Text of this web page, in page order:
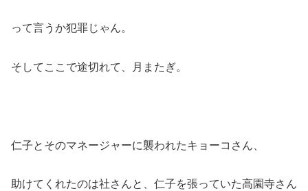
って言うか犯罪じゃん。
そしてここで途切れて、月またぎ。
仁子とそのマネージャーに襲われたキョーコさん、
助けてくれたのは社さんと、仁子を張っていた高園寺さん